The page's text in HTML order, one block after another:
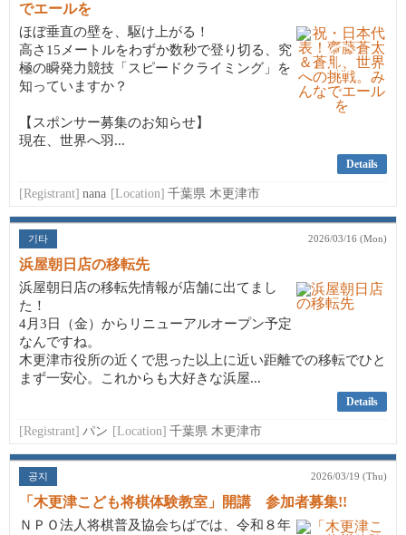
でエールを
ほぼ垂直の壁を、駆け上がる！
高さ15メートルをわずか数秒で登り切る、究
極の瞬発力競技「スピードクライミング」を
知っていますか？
【スポンサー募集のお知らせ】
現在、世界へ羽...
Details
[Registrant] nana [Location] 千葉県 木更津市
기타 2026/03/16 (Mon)
浜屋朝日店の移転先
浜屋朝日店の移転先情報が店舗に出てまし
た！
4月3日（金）からリニューアルオープン予定
なんですね。
木更津市役所の近くで思った以上に近い距離での移転でひと
まず一安心。これからも大好きな浜屋...
Details
[Registrant] パン [Location] 千葉県 木更津市
공지 2026/03/19 (Thu)
「木更津こども将棋体験教室」開講 参加者募集!!
ＮＰＯ法人将棋普及協会ちばでは、令和８年